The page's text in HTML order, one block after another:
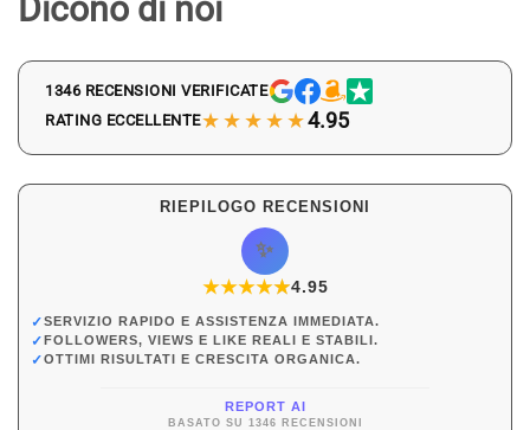
Dicono di noi
1346 RECENSIONI VERIFICATE
RATING ECCELLENTE★★★★★4.95
RIEPILOGO RECENSIONI
✨
★★★★★
★4.95
✓SERVIZIO RAPIDO E ASSISTENZA IMMEDIATA.
✓FOLLOWERS, VIEWS E LIKE REALI E STABILI.
✓OTTIMI RISULTATI E CRESCITA ORGANICA.
REPORT AI
BASATO SU 1346 RECENSIONI